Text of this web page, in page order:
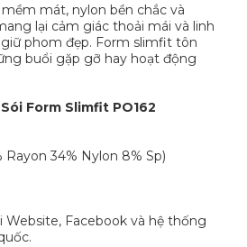
mát, nylon bền chắc và
lại cảm giác thoải mái và linh
phom đẹp. Form slimfit tôn
buổi gặp gỡ hay hoạt động
Form Slimfit PO162
Rayon 34% Nylon 8% Sp)
Website, Facebook và hệ thống